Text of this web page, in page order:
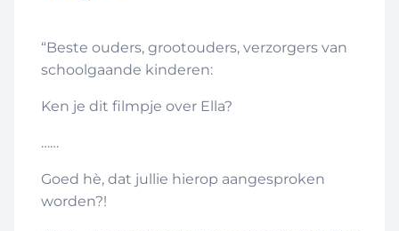
“Beste ouders, grootouders, verzorgers van
schoolgaande kinderen:
Ken je dit filmpje over Ella?
……
Goed hè, dat jullie hierop aangesproken
worden?!